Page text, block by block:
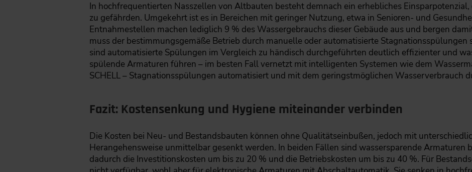
In hochfrequentierten Nasszellen von Altbauten besteht demnach ein erhebliches
zu gefährden. Umgekehrt ist es in Bereichen mit geringer Nutzung, etwa in Senioren- und
Entnahmestellen machen lediglich 9 % des Wassergebrauchs dieser Gebäude aus und bergen
muss der bestimmungsgemäße Betrieb durch manuelle oder automatisierte Stagnationsspülungen
sind automatisierte Spülungen im Vergleich zu händisch durchgeführten deutlich effizienter und
spülende Armaturen führen – im besten Fall vernetzt mit intelligenten Systemen wie dem
SCHELL – Stagnationsspülungen automatisiert und mit dem geringstmöglichen Wasserverbrauch
Fazit: Kostensenkung und Hygiene miteinander verbinden
Die Kosten bei Neu- und Bestandsbauten können ohne Qualitätseinbußen, jedoch mit
Herangehensweise unmittelbar gesenkt werden. In beiden Fällen sind wassersparende Armaturen
dadurch die Investitionskosten um bis zu 20 % und die Betriebskosten um bis zu 40 %. Für